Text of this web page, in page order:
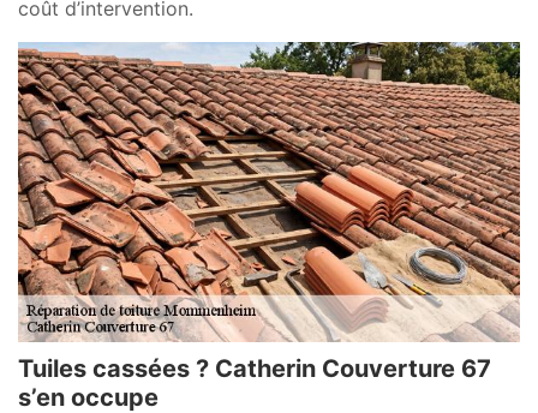
coût d’intervention.
Tuiles cassées ? Catherin Couverture 67
s’en occupe